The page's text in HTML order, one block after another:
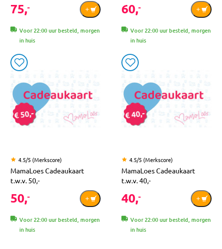
75,-
Voor 22:00 uur besteld, morgen
in huis
60,-
Voor 22:00 uur besteld, morgen
in huis
4.5/5 (Merkscore)
MamaLoes Cadeaukaart
t.w.v. 50,-
50,-
Voor 22:00 uur besteld, morgen
in huis
4.5/5 (Merkscore)
MamaLoes Cadeaukaart
t.w.v. 40,-
40,-
Voor 22:00 uur besteld, morgen
in huis